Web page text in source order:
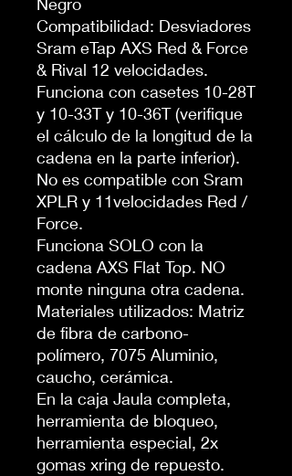
Compatibilidad: Desviadores
Sram eTap AXS Red & Force
& Rival 12 velocidades.
Funciona con casetes 10-28T
y 10-33T y 10-36T (verifique
el cálculo de la longitud de la
cadena en la parte inferior).
No es compatible con Sram
XPLR y 11velocidades Red /
Force.
Funciona SOLO con la
cadena AXS Flat Top. NO
monte ninguna otra cadena.
Materiales utilizados: Matriz
de fibra de carbono-
polímero, 7075 Aluminio,
caucho, cerámica.
En la caja Jaula completa,
herramienta de bloqueo,
herramienta especial, 2x
gomas xring de repuesto.